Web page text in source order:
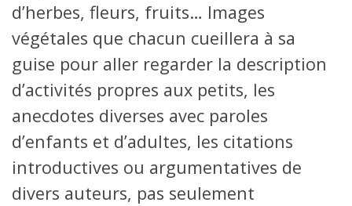
d’herbes, fleurs, fruits… Images
végétales que chacun cueillera à sa
guise pour aller regarder la description
d’activités propres aux petits, les
anecdotes diverses avec paroles
d’enfants et d’adultes, les citations
introductives ou argumentatives de
divers auteurs, pas seulement